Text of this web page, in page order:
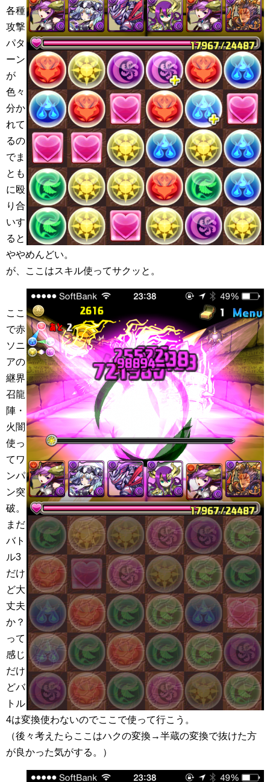
各種
攻撃
パタ
ーン
が
色々
分か
れて
るの
でま
とも
に殴
り合
いす
ると
ややめんどい。
が、ここはスキル使ってサクッと。
ここ
で赤
ソニ
アの
継界
召龍
陣・
火闇
使っ
てワ
ンパ
ン突
破。
まだ
バト
ル3
だけ
ど大
丈夫
か？
って
感じ
だけ
どバ
トル
4は変換使わないのでここで使って行こう。
（後々考えたらここはハクの変換→半蔵の変換で抜けた方
が良かった気がする。）